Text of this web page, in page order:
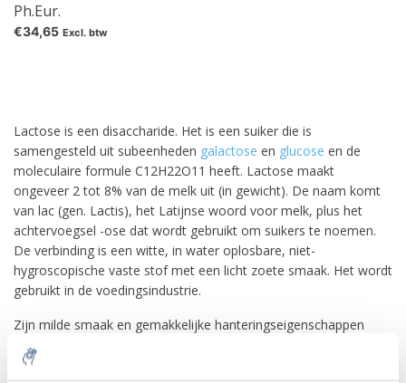
Ph.Eur.
€34,65 Excl. btw
Lactose is een disaccharide. Het is een suiker die is
samengesteld uit subeenheden galactose en glucose en de
moleculaire formule C12H22O11 heeft. Lactose maakt
ongeveer 2 tot 8% van de melk uit (in gewicht). De naam komt
van lac (gen. Lactis), het Latijnse woord voor melk, plus het
achtervoegsel -ose dat wordt gebruikt om suikers te noemen.
De verbinding is een witte, in water oplosbare, niet-
hygroscopische vaste stof met een licht zoete smaak. Het wordt
gebruikt in de voedingsindustrie.
Zijn milde smaak en gemakkelijke hanteringseigenschappen
hebben geleid tot het gebruik als drager en stabilisator van
aroma's en farmaceutische producten. Lactose wordt niet